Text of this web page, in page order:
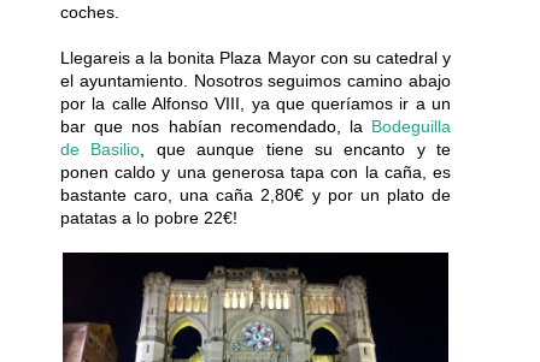
coches.
Llegareis a la bonita Plaza Mayor con su catedral y
el ayuntamiento. Nosotros seguimos camino abajo
por la calle Alfonso VIII, ya que queríamos ir a un
bar que nos habían recomendado, la Bodeguilla
de Basilio , que aunque tiene su encanto y te
ponen caldo y una generosa tapa con la caña, es
bastante caro, una caña 2,80€ y por un plato de
patatas a lo pobre 22€!